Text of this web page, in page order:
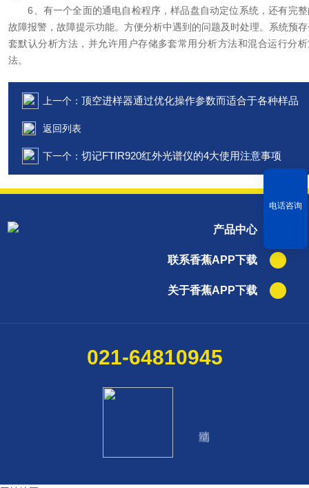
6、有一个全面的通电自检程序，样品盘自动定位系统，还有完整
故障报警，故障提示功能。方便分析中遇到的问题及时处理。系统预
套默认分析方法，并允许用户存储多套常用分析方法和混合运行分
法。
上一个： 顶空进样器通过优化操作参数而适合于各种样品
返回列表
下一个： 切记FTIR920红外光谱仪的4大使用注意事项
产品中心
联系香蕉APP下载
关于香蕉APP下载
021-64810945
电话咨询